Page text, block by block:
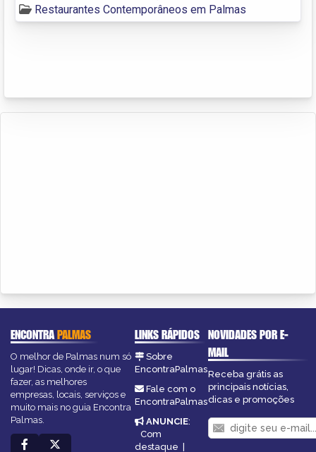
Restaurantes Contemporâneos em Palmas
ENCONTRAPALMAS
O melhor de Palmas num só
lugar! Dicas, onde ir, o que
fazer, as melhores
empresas, locais, serviços e
muito mais no guia Encontra
Palmas.
LINKS RÁPIDOS
Sobre
EncontraPalmas
Fale com o
EncontraPalmas
ANUNCIE:
Com
destaque |
NOVIDADES POR E-
MAIL
Receba grátis as
principais notícias,
dicas e promoções